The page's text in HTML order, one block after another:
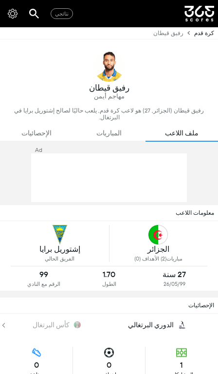
نتائجي
كرة قدم رفيق قيطان
رفيق قيطان
مهاجم أيمن
رفيق قيطان (الجزائر, 27) هو لاعب كرة قدم, يلعب حاليًا لصالح إشتوريل برايا في
البرتغال.
ملف اللاعب المباريات الإحصائيات
Ad
معلومات اللاعب
الجزائر
مباريات(2) الأهداف (0)
إشتوريل برايا
الفريق الحالي
27 سنة
26/05/99
1.70
الطول
99
الرقم مع النادي
الإحصائيات
الدوري البرتغالي كأس البرتغال
1
0
0